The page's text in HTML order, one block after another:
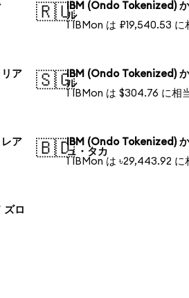
🇷🇺IBM (Ondo Tokenized)
ル
1 IBMon は ₽19,540.53 に
ア
🇸🇬IBM (Ondo Tokenized)
ル
1 IBMon は $304.76 に相
ア
🇧🇩IBM (Ondo Tokenized)
ュ・タカ
1 IBMon は ৳29,443.92 に
ロ